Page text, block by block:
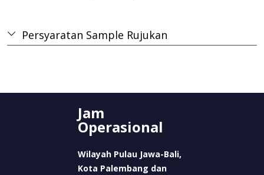
Persyaratan Sample Rujukan
Jam
Operasional
Wilayah Pulau Jawa-Bali,
Kota Palembang dan